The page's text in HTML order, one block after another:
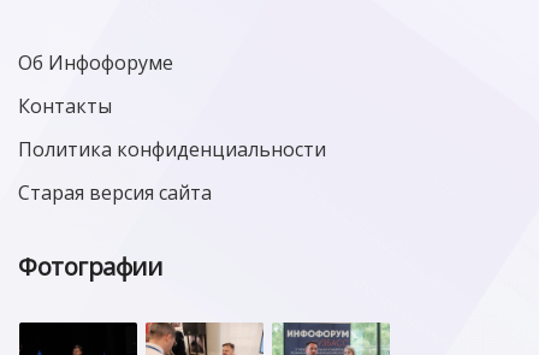
Об Инфофоруме
Контакты
Политика конфиденциальности
Старая версия сайта
Фотографии